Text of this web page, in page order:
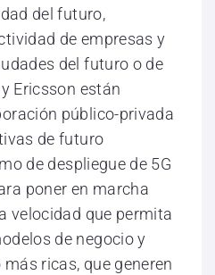
del futuro,
de empresas y
del futuro o de
Ericsson están
público-privada
de futuro
de despliegue de 5G
poner en marcha
velocidad que permita
de negocio y
ricas, que generen